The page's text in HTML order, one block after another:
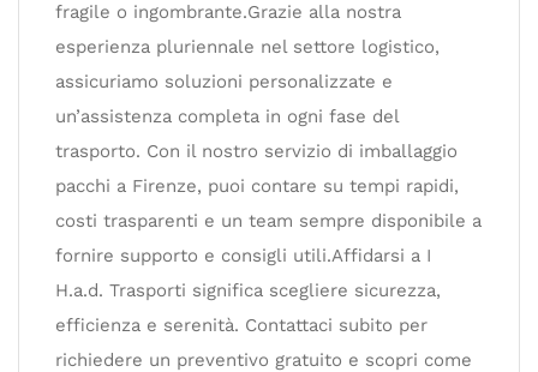
fragile o ingombrante.Grazie alla nostra
esperienza pluriennale nel settore logistico,
assicuriamo soluzioni personalizzate e
un’assistenza completa in ogni fase del
trasporto. Con il nostro servizio di imballaggio
pacchi a Firenze, puoi contare su tempi rapidi,
costi trasparenti e un team sempre disponibile a
fornire supporto e consigli utili.Affidarsi a I
H.a.d. Trasporti significa scegliere sicurezza,
efficienza e serenità. Contattaci subito per
richiedere un preventivo gratuito e scopri come